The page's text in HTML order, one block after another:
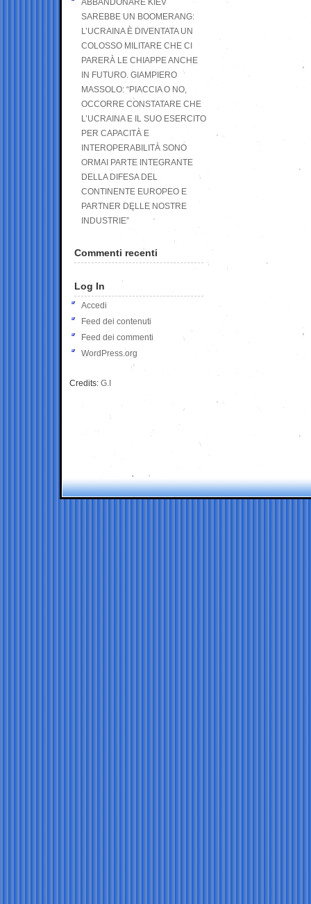
ABBANDONARE KIEV
SAREBBE UN BOOMERANG:
L’UCRAINA È DIVENTATA UN
COLOSSO MILITARE CHE CI
PARERÀ LE CHIAPPE ANCHE
IN FUTURO. GIAMPIERO
MASSOLO: “PIACCIA O NO,
OCCORRE CONSTATARE CHE
L’UCRAINA E IL SUO ESERCITO
PER CAPACITÀ E
INTEROPERABILITÀ SONO
ORMAI PARTE INTEGRANTE
DELLA DIFESA DEL
CONTINENTE EUROPEO E
PARTNER DELLE NOSTRE
INDUSTRIE”
Commenti recenti
Log In
Accedi
Feed dei contenuti
Feed dei commenti
WordPress.org
Credits: G.I